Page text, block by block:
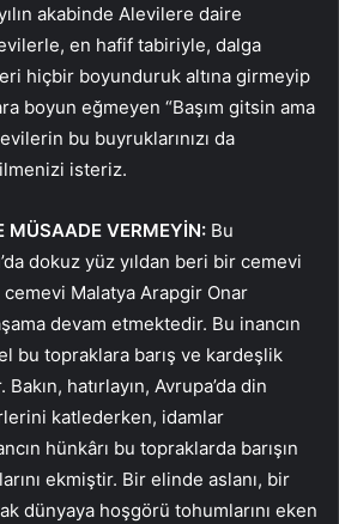
akabinde Alevilere daire
en hafif tabiriyle, dalga
hiçbir boyunduruk altına girmeyip
boyun eğmeyen “Başım gitsin ama
bu buyruklarınızı da
isteriz.
MÜSAADE VERMEYİN: Bu
dokuz yüz yıldan beri bir cemevi
Malatya Arapgir Onar
devam etmektedir. Bu inancın
bu topraklara barış ve kardeşlik
hatırlayın, Avrupa’da din
katlederken, idamlar
hünkârı bu topraklarda barışın
ekmiştir. Bir elinde aslanı, bir
dünyaya hoşgörü tohumlarını eken